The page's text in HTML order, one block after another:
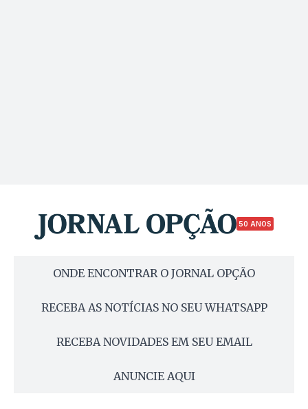
50 ANOS
ONDE ENCONTRAR O JORNAL OPÇÃO
RECEBA AS NOTÍCIAS NO SEU WHATSAPP
RECEBA NOVIDADES EM SEU EMAIL
ANUNCIE AQUI